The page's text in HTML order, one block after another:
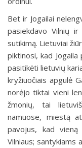
Bet ir Jogailai
pasiekdavo Vilnių
sutikimą. Lietuviai
piktinosi, kad
pasitikėti lietuvių
kryžiuočiais apgulė
norėjo tiktai vieni
žmonių, tai
namuose, miestą
pavojus, kad
Vilniaus; santykiams